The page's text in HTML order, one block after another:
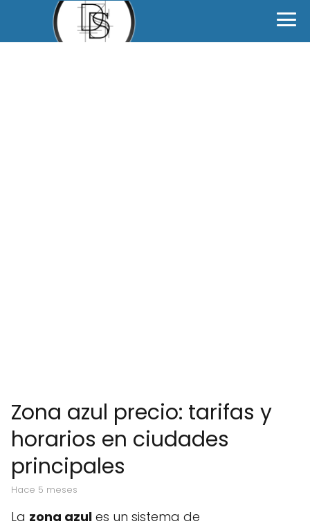
Zona azul precio: tarifas y
horarios en ciudades
principales
hace 5 meses
La zona azul es un sistema de